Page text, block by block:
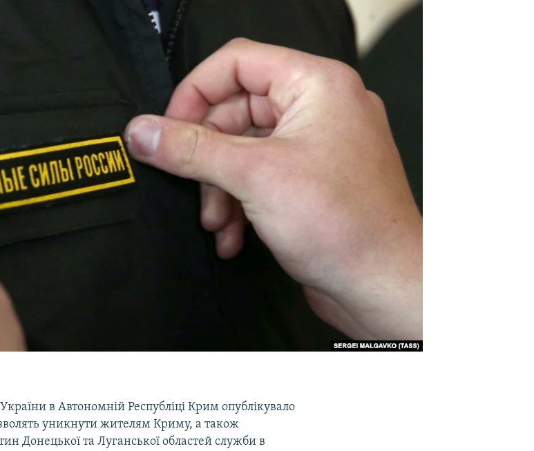
в Автономній Республіці Крим опублікувало
уникнути жителям Криму, а також
Донецької та Луганської областей служби в